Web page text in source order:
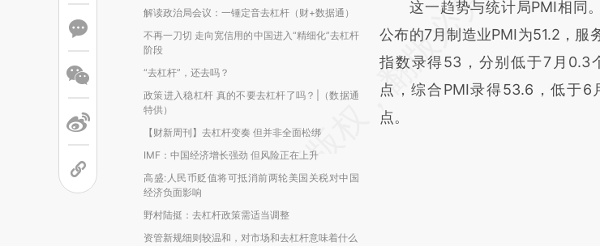
解读政治局会议：一锤定音去杠杆（财+数据通）
不再一刀切 走向宽信用的中国进入“精细化”去杠杆
阶段
“去杠杆”，还去吗？
政策进入稳杠杆 真的不要去杠杆了吗？|（数据通
特供）
【财新周刊】去杠杆变奏 但并非全面松绑
IMF：中国经济增长强劲 但风险正在上升
高盛:人民币贬值将可抵消前两轮美国关税对中国
经济负面影响
野村陆挺：去杠杆政策需适当调整
资管新规细则较温和，对市场和去杠杆意味着什么
这一趋势与统计局PMI相同
公布的7月制造业PMI为51.2，服
指数录得53，分别低于7月0.3
点，综合PMI录得53.6，低于6
点。